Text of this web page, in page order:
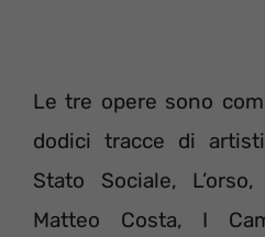
Le tre opere sono
dodici tracce di
Stato Sociale,
Matteo Costa, I